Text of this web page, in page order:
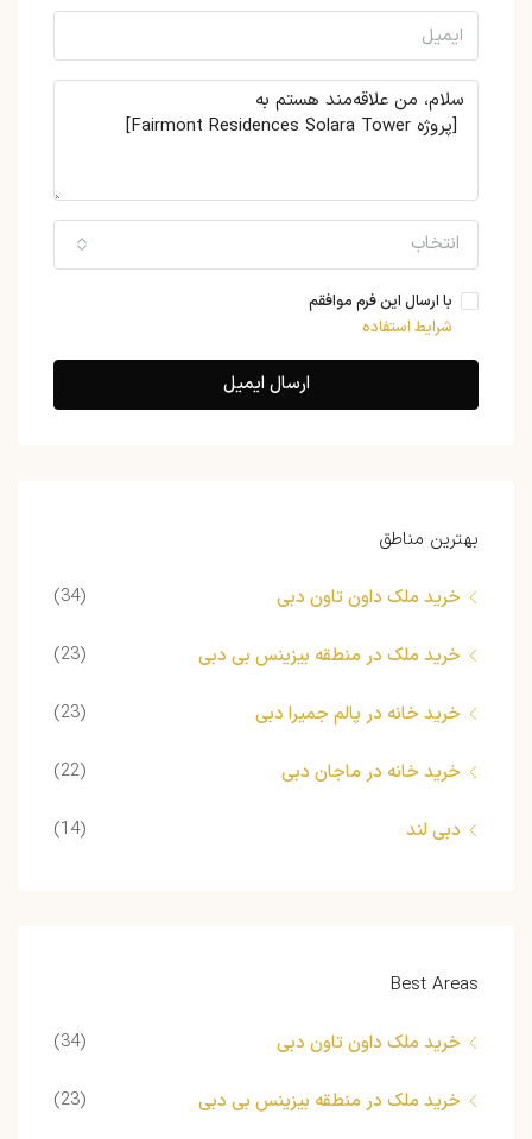
انتخاب
با ارسال این فرم موافقم
شرایط استفاده
ارسال ایمیل
بهترین مناطق
خرید ملک داون تاون دبی (34)
خرید ملک در منطقه بیزینس بی دبی (23)
خرید خانه در پالم جمیرا دبی (23)
خرید خانه در ماجان دبی (22)
دبی لند (14)
Best Areas
خرید ملک داون تاون دبی (34)
خرید ملک در منطقه بیزینس بی دبی (23)